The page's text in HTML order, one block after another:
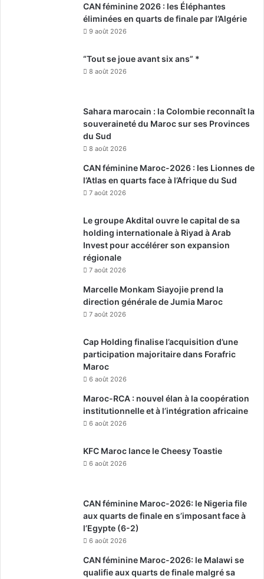
CAN féminine 2026 : les Éléphantes
éliminées en quarts de finale par l’Algérie
9 août 2026
“Tout se joue avant six ans” *
8 août 2026
Sahara marocain : la Colombie reconnaît la
souveraineté du Maroc sur ses Provinces
du Sud
8 août 2026
CAN féminine Maroc-2026 : les Lionnes de
l’Atlas en quarts face à l’Afrique du Sud
7 août 2026
Le groupe Akdital ouvre le capital de sa
holding internationale à Riyad à Arab
Invest pour accélérer son expansion
régionale
7 août 2026
Marcelle Monkam Siayojie prend la
direction générale de Jumia Maroc
7 août 2026
Cap Holding finalise l’acquisition d’une
participation majoritaire dans Forafric
Maroc
6 août 2026
Maroc-RCA : nouvel élan à la coopération
institutionnelle et à l’intégration africaine
6 août 2026
KFC Maroc lance le Cheesy Toastie
6 août 2026
CAN féminine Maroc-2026: le Nigeria file
aux quarts de finale en s’imposant face à
l’Egypte (6-2)
6 août 2026
CAN féminine Maroc-2026: le Malawi se
qualifie aux quarts de finale malgré sa